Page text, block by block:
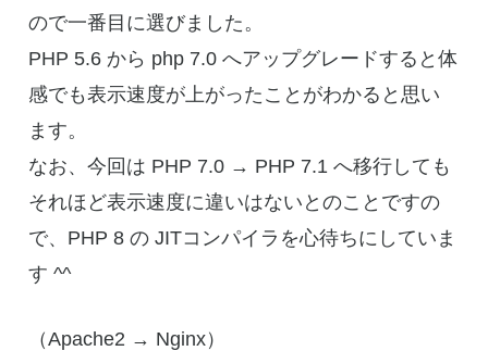
ので一番目に選びました。
PHP 5.6 から php 7.0 へアップグレードすると体
感でも表示速度が上がったことがわかると思い
ます。
なお、今回は PHP 7.0 → PHP 7.1 へ移行しても
それほど表示速度に違いはないとのことですの
で、PHP 8 の JITコンパイラを心待ちにしていま
す ^^
（Apache2 → Nginx）